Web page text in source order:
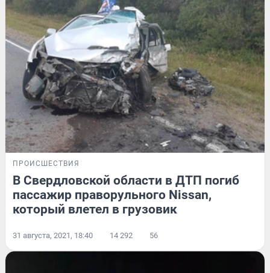
ПРОИСШЕСТВИЯ
В Свердловской области в ДТП погиб
пассажир праворульного Nissan,
который влетел в грузовик
31 августа, 2021, 18:40 14 292 56